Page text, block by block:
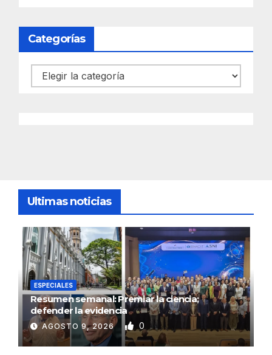
Categorías
Categorías
Ultimas noticias
ESPECIALES
Resumen semanal: Premiar la ciencia;
defender la evidencia
AGOSTO 9, 2026 0